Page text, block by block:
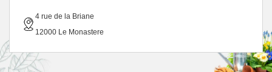
4 rue de la Briane
12000 Le Monastere